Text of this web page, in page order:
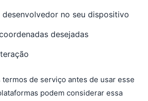
no seu dispositivo
desejadas
de serviço antes de usar esse
podem considerar essa